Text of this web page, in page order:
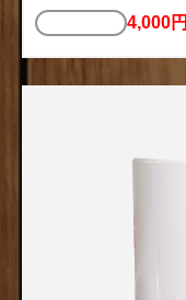
4,000円